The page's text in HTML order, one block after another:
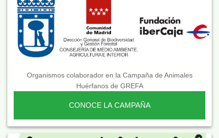
Organismos colaborador en la Campaña de Animales
Huérfanos de GREFA
CONOCE LA CAMPAÑA